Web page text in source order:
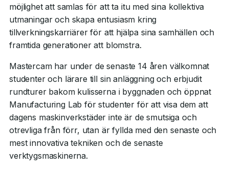
möjlighet att samlas för att ta itu med sina kollektiva
utmaningar och skapa entusiasm kring
tillverkningskarriärer för att hjälpa sina samhällen och
framtida generationer att blomstra.
Mastercam har under de senaste 14 åren välkomnat
studenter och lärare till sin anläggning och erbjudit
rundturer bakom kulisserna i byggnaden och öppnat
Manufacturing Lab för studenter för att visa dem att
dagens maskinverkstäder inte är de smutsiga och
otrevliga från förr, utan är fyllda med den senaste och
mest innovativa tekniken och de senaste
verktygsmaskinerna.